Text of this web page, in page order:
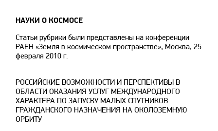
НАУКИ О КОСМОСЕ
Статьи рубрики были представлены на конференции
РАЕН «Земля в космическом пространстве», Москва, 25
февраля 2010 г.
РОССИЙСКИЕ ВОЗМОЖНОСТИ И ПЕРСПЕКТИВЫ В
ОБЛАСТИ ОКАЗАНИЯ УСЛУГ МЕЖДУНАРОДНОГО
ХАРАКТЕРА ПО ЗАПУСКУ МАЛЫХ СПУТНИКОВ
ГРАЖДАНСКОГО НАЗНАЧЕНИЯ НА ОКОЛОЗЕМНУЮ
ОРБИТУ